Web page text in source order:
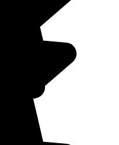
soggiorno